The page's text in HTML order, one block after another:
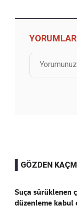
YORUMLAR
GÖZDEN
Suça sürüklenen
düzenleme kabul